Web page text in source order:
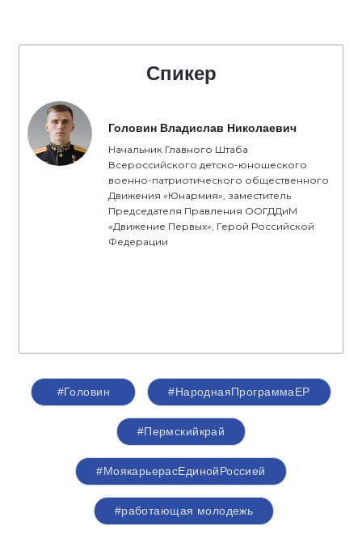
Спикер
Головин Владислав Николаевич
Начальник Главного Штаба
Всероссийского детско-юношеского
военно-патриотического общественного
Движения «Юнармия», заместитель
Председателя Правления ООГДДиМ
«Движение Первых», Герой Российской
Федерации
#Головин #НароднаяПрограммаЕР
#Пермскийкрай
#МоякарьерасЕдинойРоссией
#работающая молодежь